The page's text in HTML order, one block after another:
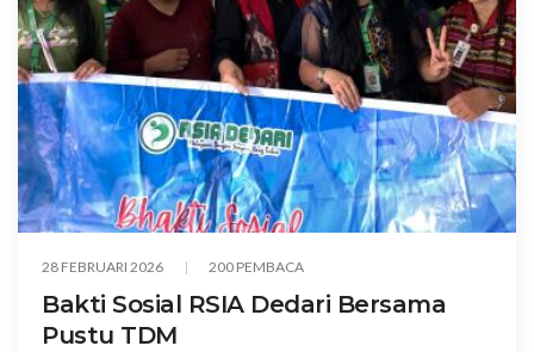
28 FEBRUARI 2026 200 PEMBACA
Bakti Sosial RSIA Dedari Bersama
Pustu TDM